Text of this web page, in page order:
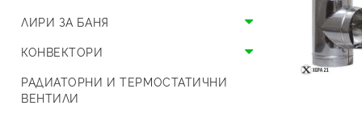
Алуминиеви радиатори
Панелни радиатори
Аксесоари за радиатори
Дизайнерски радиатори
ЛИРИ ЗА БАНЯ
Алуминиеви лири
Стоманени лири
КОНВЕКТОРИ
Подови конвектори
РАДИАТОРНИ И ТЕРМОСТАТИЧНИ
ВЕНТИЛИ